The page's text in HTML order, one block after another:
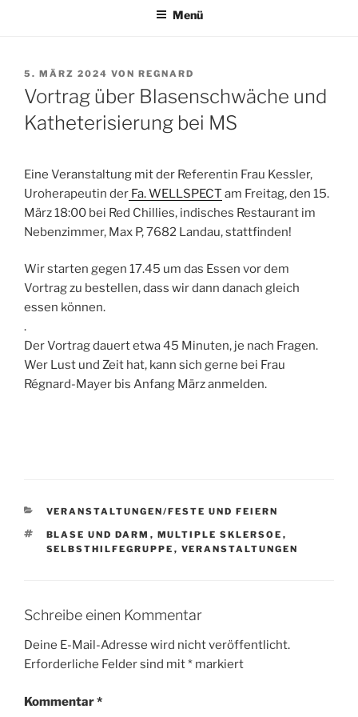
Menü
VERÖFFENTLICHT
AM
5. MÄRZ 2024 VON REGNARD
Vortrag über Blasenschwäche und
Katheterisierung bei MS
Eine Veranstaltung mit der Referentin Frau Kessler,
Uroherapeutin der Fa. WELLSPECT am Freitag, den 15.
März 18:00 bei Red Chillies, indisches Restaurant im
Nebenzimmer, Max P, 7682 Landau, stattfinden!
Wir starten gegen 17.45 um das Essen vor dem
Vortrag zu bestellen, dass wir dann danach gleich
essen können.
.
Der Vortrag dauert etwa 45 Minuten, je nach Fragen.
Wer Lust und Zeit hat, kann sich gerne bei Frau
Régnard-Mayer bis Anfang März anmelden.
KATEGORIEN
VERANSTALTUNGEN/FESTE UND FEIERN
SCHLAGWÖRTER
BLASE UND DARM , MULTIPLE SKLERSOE ,
SELBSTHILFEGRUPPE , VERANSTALTUNGEN
Schreibe einen Kommentar
Deine E-Mail-Adresse wird nicht veröffentlicht.
Erforderliche Felder sind mit* markiert
Kommentar*